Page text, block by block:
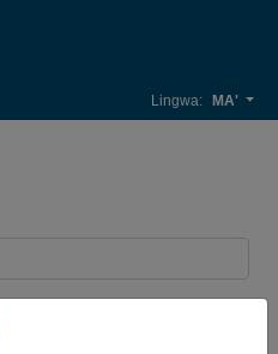
Lingwa: MA'